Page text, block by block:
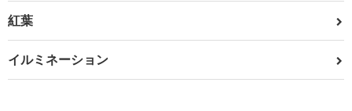
紅葉
イルミネーション